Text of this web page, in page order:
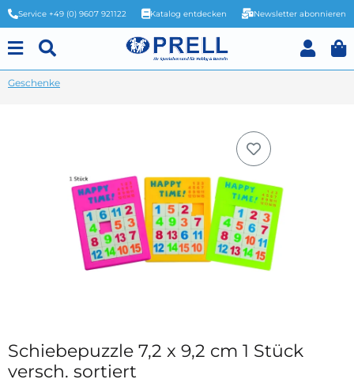
Service +49 (0) 9607 921122 Katalog entdecken Newsletter abonnieren
Geschenke
Schiebepuzzle 7,2 x 9,2 cm 1 Stück
versch. sortiert